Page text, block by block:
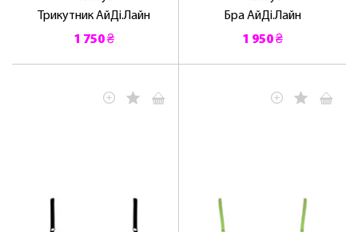
Трикутник АйДі.Лайн
1 750 ₴
Бра АйДі.Лайн
1 950 ₴